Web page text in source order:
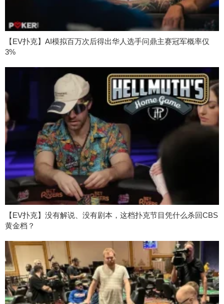
【EV扑克】AI模拟百万次后得出华人选手问鼎主赛冠军概率仅
3%
【EV扑克】没有解说、没有剧本，这档扑克节目凭什么杀回CBS
黄金档？